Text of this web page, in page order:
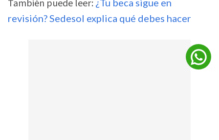
También puede leer: ¿Tu beca sigue en
revisión? Sedesol explica qué debes hacer